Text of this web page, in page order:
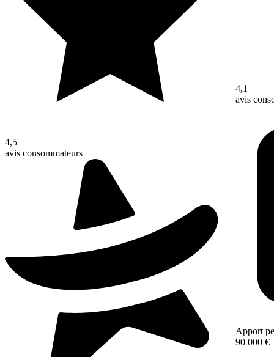
4,5
avis consommateurs
4,1
avis
Apport
90 000 €